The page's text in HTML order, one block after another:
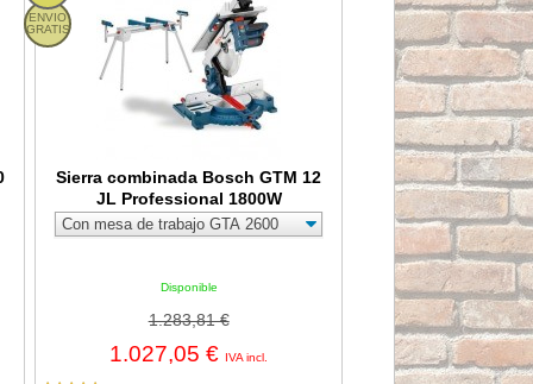
ENVIO
GRATIS
Sierra combinada Bosch GTM 12
JL Professional 1800W
Disponible
1.283,81 €
1.027,05 € IVA incl.